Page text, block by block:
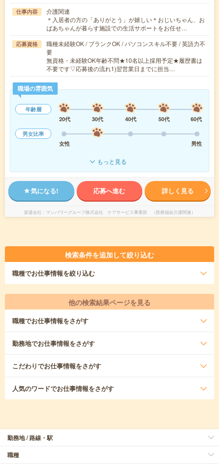
仕事内容
介護関連
＊入居者の方の「ありがとう」が嬉しい＊おじいちゃん、お
ばあちゃんが暮らす施設での生活サポートをお任せ…
応募資格
職種未経験OK / ブランクOK / パソコンスキル不要 / 英語力不
要
無資格・未経験OK年齢不問★10名以上採用予定★履歴書は
不要です▽応募後の流れ1)翌営業日までに担当…
職場の雰囲気
年齢層
20代
30代 40代 50代
60代
男女比率
女性
男性
もっと見る
気になる! 応募へ進む 詳しく見る
派遣会社 マンパワーグループ株式会社 ケアサービス事業部 （医療福祉介護関連）
検索条件を追加して絞り込む
職種でお仕事情報を絞り込む
他の検索結果ページを見る
職種でお仕事情報をさがす
勤務地でお仕事情報をさがす
こだわりでお仕事情報をさがす
人気のワードでお仕事情報をさがす
勤務地 / 路線・駅
職種